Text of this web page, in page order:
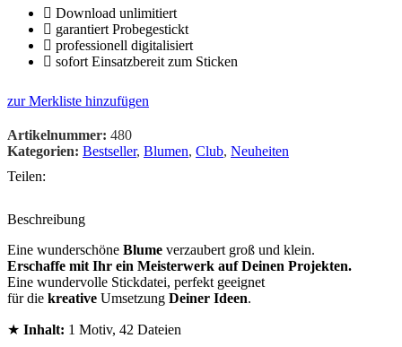
Download unlimitiert
garantiert Probegestickt
professionell digitalisiert
sofort Einsatzbereit zum Sticken
zur Merkliste hinzufügen
Artikelnummer: 480
Kategorien: Bestseller, Blumen, Club, Neuheiten
Teilen:
Beschreibung
Eine wunderschöne Blume verzaubert groß und klein.
Erschaffe mit Ihr ein Meisterwerk auf Deinen Projekten.
Eine wundervolle Stickdatei, perfekt geeignet
für die kreative Umsetzung Deiner Ideen.
★ Inhalt: 1 Motiv, 42 Dateien